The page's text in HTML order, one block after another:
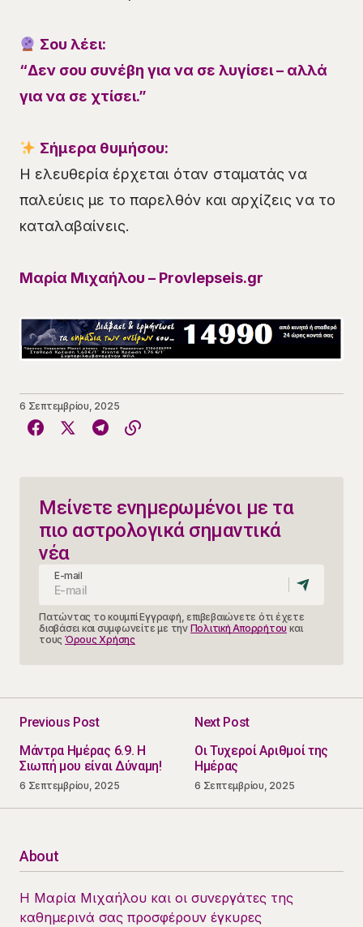
Σου λέει:
“Δεν σου συνέβη για να σε λυγίσει – αλλά
για να σε χτίσει.”
Σήμερα θυμήσου:
Η ελευθερία έρχεται όταν σταματάς να
παλεύεις με το παρελθόν και αρχίζεις να το
καταλαβαίνεις.
Μαρία Μιχαήλου – Provlepseis.gr
6 Σεπτεμβρίου, 2025
Μείνετε ενημερωμένοι με τα
πιο αστρολογικά σημαντικά
νέα
E-mail
Πατώντας το κουμπί Εγγραφή, επιβεβαιώνετε ότι έχετε
διαβάσει και συμφωνείτε με την Πολιτική Απορρήτου και
τους Όρους Χρήσης
Previous Post
Μάντρα Ημέρας 6.9. Η
Σιωπή μου είναι Δύναμη!
6 Σεπτεμβρίου, 2025
Next Post
Οι Τυχεροί Αριθμοί της
Ημέρας
6 Σεπτεμβρίου, 2025
About
Η Μαρία Μιχαήλου και οι συνεργάτες της
καθημερινά σας προσφέρουν έγκυρες